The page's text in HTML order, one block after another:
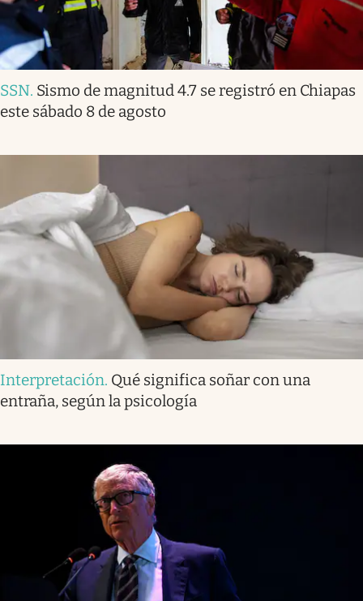
SSN. Sismo de magnitud 4.7 se registró en Chiapas
este sábado 8 de agosto
Interpretación. Qué significa soñar con una
entraña, según la psicología